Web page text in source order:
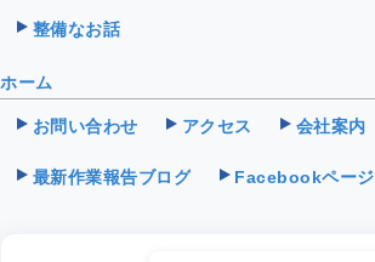
整備なお話
ホーム
お問い合わせ アクセス 会社案内
最新作業報告ブログ Facebookページ